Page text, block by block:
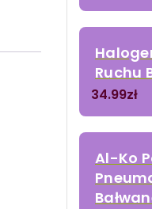
Ruchu
34.99zł
Al-Ko